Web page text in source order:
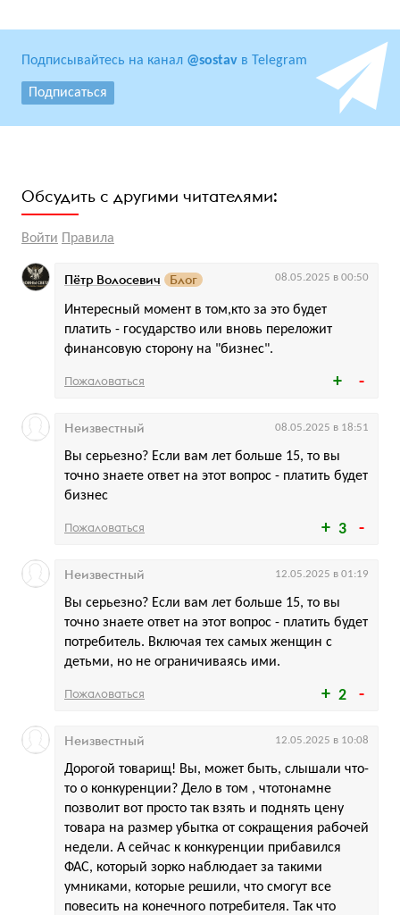
Подписывайтесь на канал @sostav в Telegram
Подписаться
Обсудить с другими читателями:
Войти Правила
Интересный момент в том,кто за это будет
платить - государство или вновь переложит
финансовую сторону на "бизнес".
Пётр Волосевич Блог 08.05.2025 в 00:50
Пожаловаться
3
Вы серьезно? Если вам лет больше 15, то вы
точно знаете ответ на этот вопрос - платить будет
бизнес
Неизвестный 08.05.2025 в 18:51
Пожаловаться
2
Вы серьезно? Если вам лет больше 15, то вы
точно знаете ответ на этот вопрос - платить будет
потребитель. Включая тех самых женщин с
детьми, но не ограничиваясь ими.
Неизвестный 12.05.2025 в 01:19
Пожаловаться
Дорогой товарищ! Вы, может быть, слышали что-
то о конкуренции? Дело в том , чтотонамне
позволит вот просто так взять и поднять цену
товара на размер убытка от сокращения рабочей
недели. А сейчас к конкуренции прибавился
ФАС, который зорко наблюдает за такими
умниками, которые решили, что смогут все
повесить на конечного потребителя. Так что
Неизвестный 12.05.2025 в 10:08